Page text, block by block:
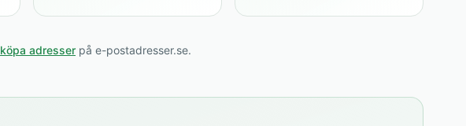
köpa adresser på e-postadresser.se.